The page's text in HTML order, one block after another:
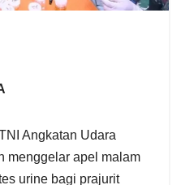
Angkatan Udara
menggelar apel malam
urine bagi prajurit